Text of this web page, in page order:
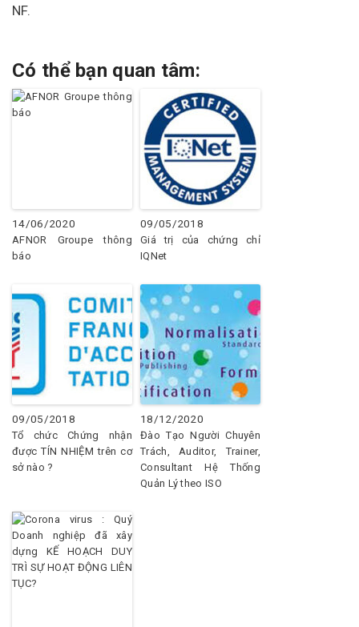
NF.
Có thể bạn quan tâm:
14/06/2020
AFNOR Groupe thông
báo
09/05/2018
Giá trị của chứng chỉ
IQNet
09/05/2018
Tổ chức Chứng nhận
được TÍN NHIỆM trên cơ
sở nào ?
18/12/2020
Đào Tạo Người Chuyên
Trách, Auditor, Trainer,
Consultant Hệ Thống
Quản Lý theo ISO